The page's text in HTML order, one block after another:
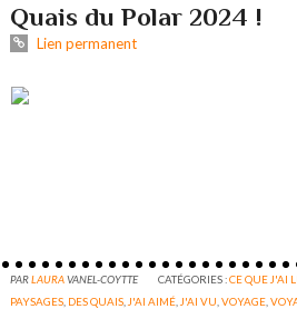
Quais du Polar 2024 !
Lien permanent
PARLAURAVANEL-COYTTE CATÉGORIES :CE QUE J'AI
PAYSAGES DES QUAIS J'AI AIMÉ J'AI VU ,VOYAGE ,